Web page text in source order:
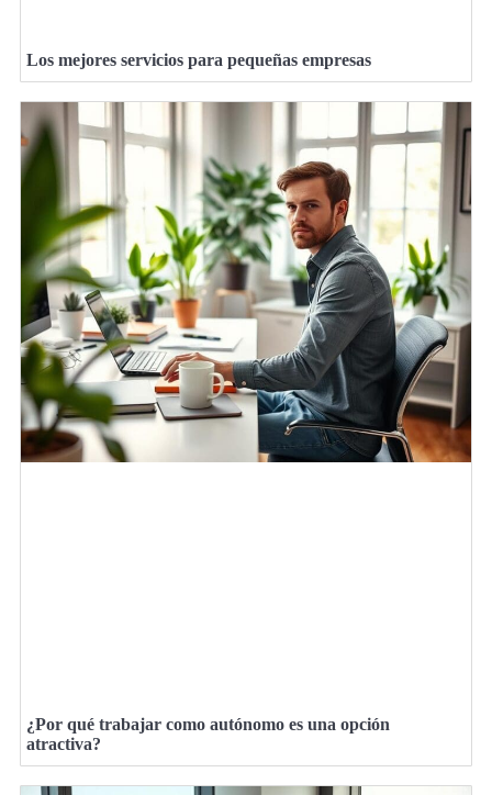
Los mejores servicios para pequeñas empresas
¿Por qué trabajar como autónomo es una opción
atractiva?